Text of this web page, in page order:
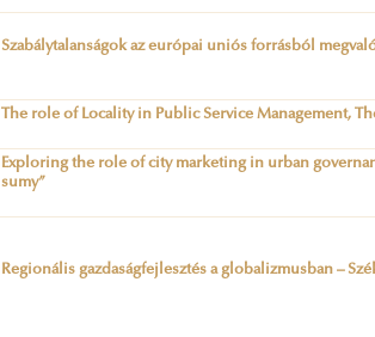
Szabálytalanságok az európai uniós forrásból
The role of Locality in Public Service Management,
Exploring the role of city marketing in urban
sumy”
Regionális gazdaságfejlesztés a globalizmusban –